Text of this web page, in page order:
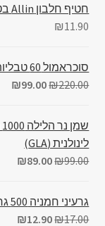
חטיף חלבון Allin בטעם קוקוס
₪11.90
סוכראמול 60 טבליות
₪220.00
₪99.00
לינולנית (GLA)
₪99.00
₪89.00
גרעיני חמניה 500 גרם NAVA
₪17.00
₪12.90